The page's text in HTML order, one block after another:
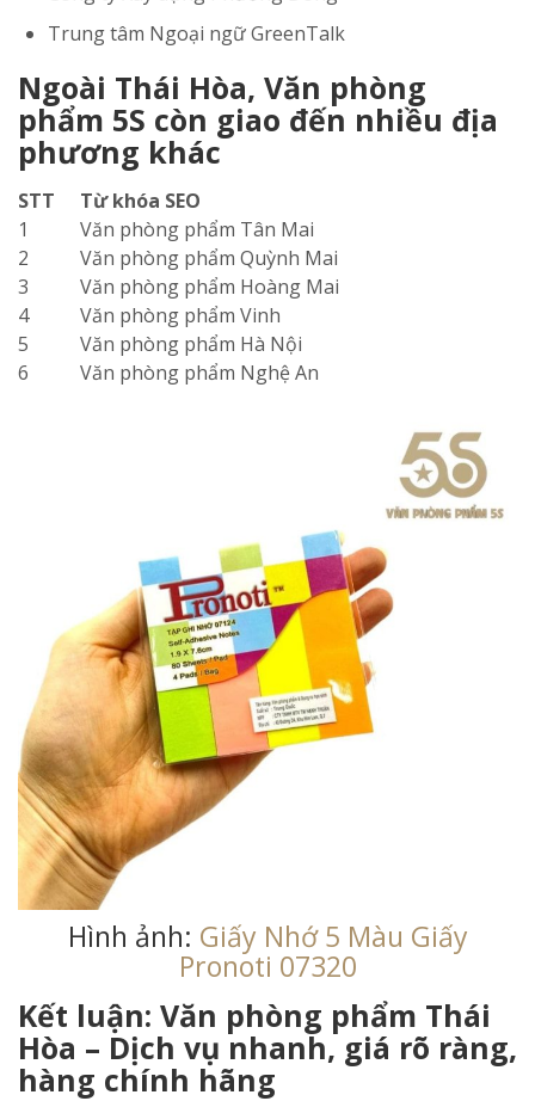
Trung tâm Ngoại ngữ GreenTalk
Ngoài Thái Hòa, Văn phòng
phẩm 5S còn giao đến nhiều địa
phương khác
STT
Từ khóa SEO
1
Văn phòng phẩm Tân Mai
2
Văn phòng phẩm Quỳnh Mai
3
Văn phòng phẩm Hoàng Mai
4
Văn phòng phẩm Vinh
5
Văn phòng phẩm Hà Nội
6
Văn phòng phẩm Nghệ An
Hình ảnh: Giấy Nhớ 5 Màu Giấy
Pronoti 07320
Kết luận: Văn phòng phẩm Thái
Hòa – Dịch vụ nhanh, giá rõ ràng,
hàng chính hãng